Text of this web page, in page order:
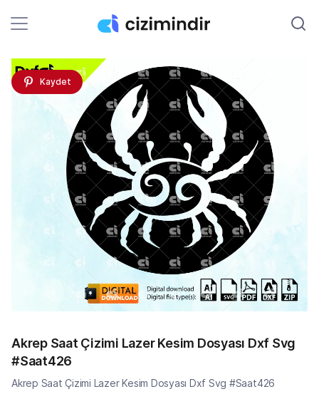
Kaydet
Akrep Saat Çizimi Lazer Kesim Dosyası Dxf Svg
#Saat426
Akrep Saat Çizimi Lazer Kesim Dosyası Dxf Svg #Saat426